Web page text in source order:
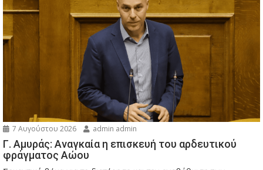
7 Αυγούστου 2026 admin admin
Γ. Αμυράς: Αναγκαία η επισκευή του αρδευτικού
φράγματος Αώου